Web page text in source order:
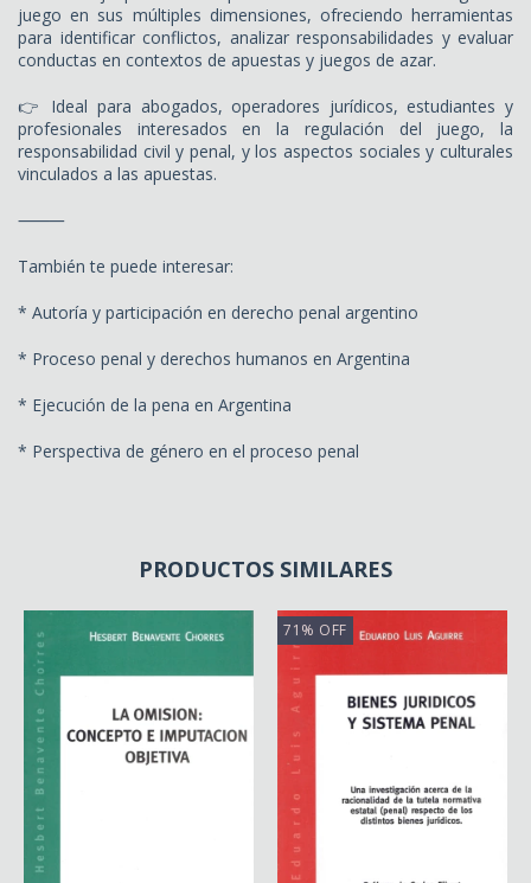
juego en sus múltiples dimensiones, ofreciendo herramientas
para identificar conflictos, analizar responsabilidades y evaluar
conductas en contextos de apuestas y juegos de azar.
👉 Ideal para abogados, operadores jurídicos, estudiantes y
profesionales interesados en la regulación del juego, la
responsabilidad civil y penal, y los aspectos sociales y culturales
vinculados a las apuestas.
⸻
También te puede interesar:
* Autoría y participación en derecho penal argentino
* Proceso penal y derechos humanos en Argentina
* Ejecución de la pena en Argentina
* Perspectiva de género en el proceso penal
PRODUCTOS SIMILARES
71 % OFF